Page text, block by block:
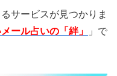
サービスが見つかりま
ール占いの「絆」
」で